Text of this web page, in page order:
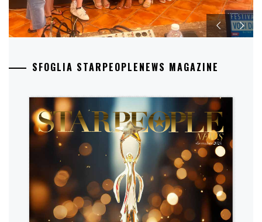
SFOGLIA STARPEOPLENEWS MAGAZINE